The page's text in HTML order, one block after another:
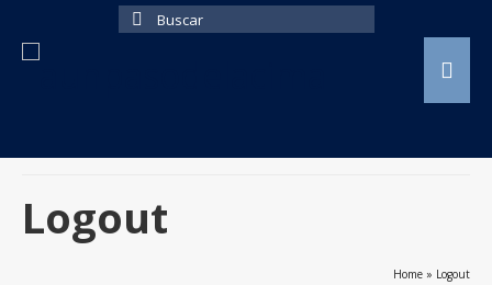
Buscar
Logout
Home » Logout